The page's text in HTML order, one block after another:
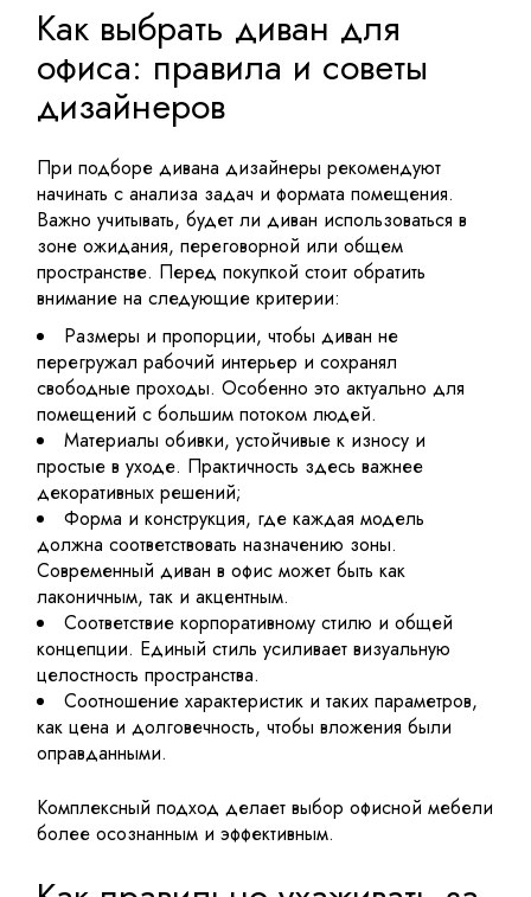
Как выбрать диван для
офиса: правила и советы
дизайнеров
При подборе дивана дизайнеры рекомендуют
начинать с анализа задач и формата помещения.
Важно учитывать, будет ли диван использоваться в
зоне ожидания, переговорной или общем
пространстве. Перед покупкой стоит обратить
внимание на следующие критерии:
Размеры и пропорции, чтобы диван не
перегружал рабочий интерьер и сохранял
свободные проходы. Особенно это актуально для
помещений с большим потоком людей.
Материалы обивки, устойчивые к износу и
простые в уходе. Практичность здесь важнее
декоративных решений;
Форма и конструкция, где каждая модель
должна соответствовать назначению зоны.
Современный диван в офис может быть как
лаконичным, так и акцентным.
Соответствие корпоративному стилю и общей
концепции. Единый стиль усиливает визуальную
целостность пространства.
Соотношение характеристик и таких параметров,
как цена и долговечность, чтобы вложения были
оправданными.
Комплексный подход делает выбор офисной мебели
более осознанным и эффективным.